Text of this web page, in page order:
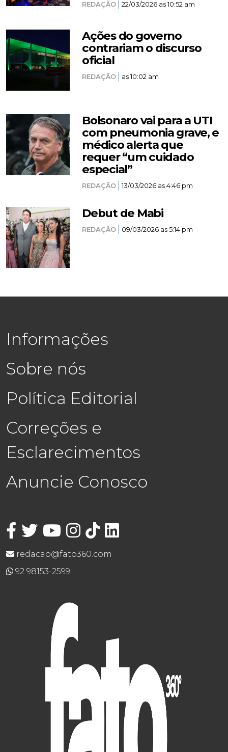
REDAÇÃO 22/03/2026 as 10:52 am
Ações do governo
contrariam o discurso
oficial
REDAÇÃO as 10:02 am
Bolsonaro vai para a UTI
com pneumonia grave, e
médico alerta que
requer “um cuidado
especial”
REDAÇÃO 13/03/2026 as 4:46 pm
Debut de Mabi
REDAÇÃO 09/03/2026 as 5:14 pm
Informações
Sobre nós
Política Editorial
Correções e
Esclarecimentos
Anuncie Conosco
redacao@fato360.com
92 98153-2599